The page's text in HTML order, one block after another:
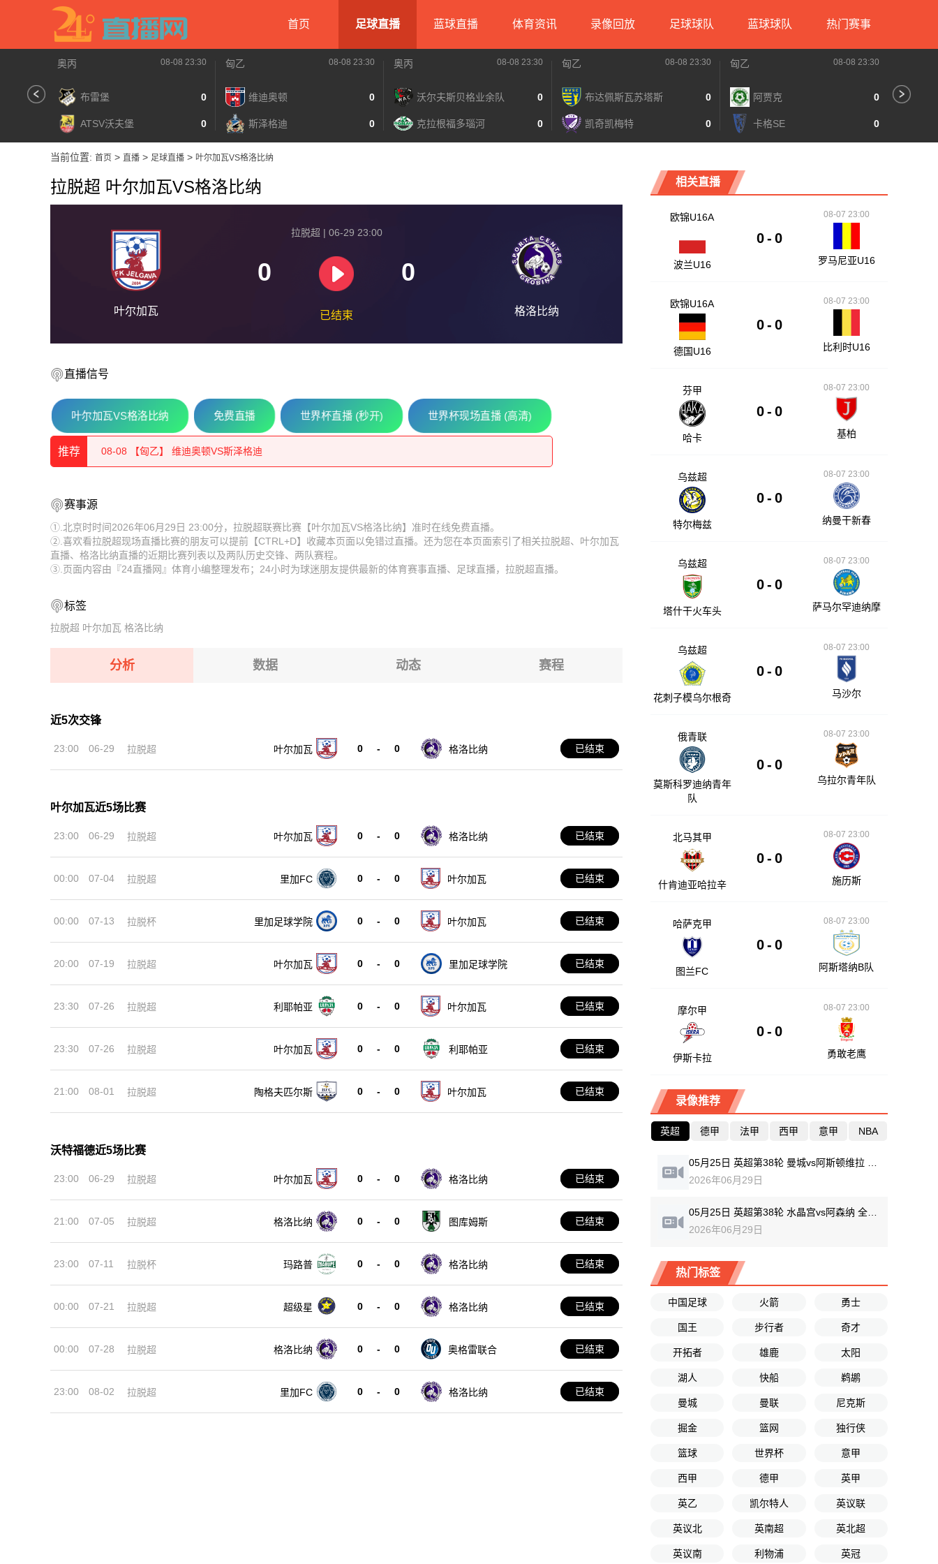
首页 足球直播 蓝球直播 体育资讯 录像回放 足球球队 蓝球球队 热门赛事
奥丙 08-08 23:30
布雷堡 0
ATSV沃夫堡 0
匈乙 08-08 23:30
维迪奥顿 0
斯泽格迪 0
奥丙 08-08 23:30
沃尔夫斯贝格业余队 0
克拉根福多瑙河 0
匈乙 08-08 23:30
布达佩斯瓦苏塔斯 0
凯奇凯梅特 0
匈乙 08-08 23:30
阿贾克 0
卡格SE 0
当前位置: 首页 > 直播 > 足球直播 > 叶尔加瓦VS格洛比纳
拉脱超 叶尔加瓦VS格洛比纳
叶尔加瓦
拉脱超 | 06-29 23:00
0 0
已结束 格洛比纳
直播信号
叶尔加瓦VS格洛比纳 免费直播 世界杯直播 (秒开) 世界杯现场直播 (高清)
推荐
08-08 【奥丙】 布雷堡VSATSV沃夫堡
08-08 【匈乙】 维迪奥顿VS斯泽格迪
08-08 【匈乙】 阿贾克VS卡格SE
08-08 【匈乙】 多瑙蒂萨VS梅索科菲德
08-08 【奥乙】 格拉茨风暴青年队VSFAC维也纳
08-08 【匈甲】 基斯华达VS新佩斯
08-08 【奥丙】 沃尔夫斯贝格业余队VS克拉根福多瑙河
08-08 【匈乙】 布达佩斯瓦苏塔斯VS凯奇凯梅特
08-08 【匈乙】 多瑙蒂萨VS梅索科菲德
08-08 【瑞士乙】 沃韦体育VS梅林
08-08 【匈甲】 基斯华达VS新佩斯
08-08 【奥乙】 奥地利萨尔斯堡VS第一维也纳
赛事源
①.北京时时间2026年06月29日 23:00分，拉脱超联赛比赛【叶尔加瓦VS格洛比纳】准时在线免费直播。
②.喜欢看拉脱超现场直播比赛的朋友可以提前【CTRL+D】收藏本页面以免错过直播。还为您在本页面索引了相关拉脱超、叶尔加瓦
直播、格洛比纳直播的近期比赛列表以及两队历史交锋、两队赛程。
③.页面内容由『24直播网』体育小编整理发布；24小时为球迷朋友提供最新的体育赛事直播、足球直播，拉脱超直播。
标签
拉脱超 叶尔加瓦 格洛比纳
分析 数据 动态 赛程
近5次交锋
23:00 06-29 拉脱超 叶尔加瓦 0 - 0 格洛比纳 已结束
叶尔加瓦近5场比赛
23:00 06-29 拉脱超 叶尔加瓦 0 - 0 格洛比纳 已结束
00:00 07-04 拉脱超 里加FC 0 - 0 叶尔加瓦 已结束
00:00 07-13 拉脱杯 里加足球学院 0 - 0 叶尔加瓦 已结束
20:00 07-19 拉脱超 叶尔加瓦 0 - 0 里加足球学院 已结束
23:30 07-26 拉脱超 利耶帕亚 0 - 0 叶尔加瓦 已结束
23:30 07-26 拉脱超 叶尔加瓦 0 - 0 利耶帕亚 已结束
21:00 08-01 拉脱超 陶格夫匹尔斯 0 - 0 叶尔加瓦 已结束
沃特福德近5场比赛
23:00 06-29 拉脱超 叶尔加瓦 0 - 0 格洛比纳 已结束
21:00 07-05 拉脱超 格洛比纳 0 - 0 图库姆斯 已结束
23:00 07-11 拉脱杯 玛路普 0 - 0 格洛比纳 已结束
00:00 07-21 拉脱超 超级星 0 - 0 格洛比纳 已结束
00:00 07-28 拉脱超 格洛比纳 0 - 0 奥格雷联合 已结束
23:00 08-02 拉脱超 里加FC 0 - 0 格洛比纳 已结束
相关直播
欧锦U16A
波兰U16
0 - 0
08-07 23:00
罗马尼亚U16
欧锦U16A
德国U16
0 - 0
08-07 23:00
比利时U16
芬甲
哈卡
0 - 0
08-07 23:00
基柏
乌兹超
特尔梅兹
0 - 0
08-07 23:00
纳曼干新春
乌兹超
塔什干火车头
0 - 0
08-07 23:00
萨马尔罕迪纳摩
乌兹超
花刺子模乌尔根奇
0 - 0
08-07 23:00
马沙尔
俄青联
莫斯科罗迪纳青年
队
0 - 0
08-07 23:00
乌拉尔青年队
北马其甲
什肯迪亚哈拉辛
0 - 0
08-07 23:00
施历斯
哈萨克甲
图兰FC
0 - 0
08-07 23:00
阿斯塔纳B队
摩尔甲
伊斯卡拉
0 - 0
08-07 23:00
勇敢老鹰
录像推荐
英超 德甲 法甲 西甲 意甲 NBA
2026年06月29日
05月25日 英超第38轮 水晶宫vs阿森纳 全场录像回放
2026年06月29日
热门标签
中国足球 火箭 勇士
国王 步行者 奇才
开拓者 雄鹿 太阳
湖人 快船 鹈鹕
曼城 曼联 尼克斯
掘金 篮网 独行侠
篮球 世界杯 意甲
西甲 德甲 英甲
英乙 凯尔特人 英议联
英议北 英南超 英北超
英议南 利物浦 英冠